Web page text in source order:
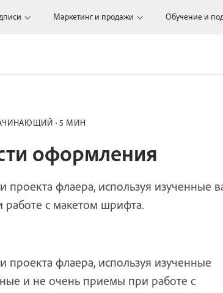
Маркетинг и продажи Обучение и
5 МИН
оформления
проекта флаера, используя изученные
с макетом шрифта.
проекта флаера, используя изученные
и не очень приемы при работе с